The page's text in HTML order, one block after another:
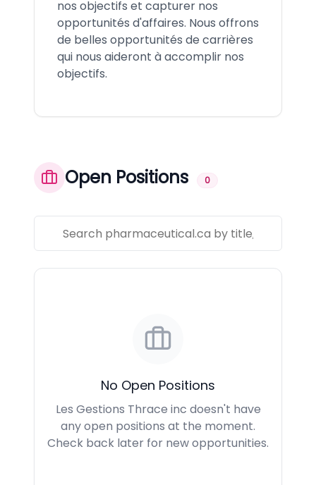
nos objectifs et capturer nos
opportunités d'affaires. Nous offrons
de belles opportunités de carrières
qui nous aideront à accomplir nos
objectifs.
Open Positions 0
No Open Positions
Les Gestions Thrace inc doesn't have
any open positions at the moment.
Check back later for new opportunities.